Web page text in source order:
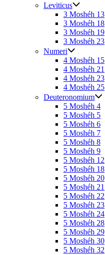
Leviticus
3 Moshéh 13
3 Moshéh 18
3 Moshéh 19
3 Moshéh 23
Numeri
4 Moshéh 15
4 Moshéh 21
4 Moshéh 23
4 Moshéh 25
Deuteronomium
5 Moshéh 4
5 Moshéh 5
5 Moshéh 6
5 Moshéh 7
5 Moshéh 8
5 Moshéh 9
5 Moshéh 12
5 Moshéh 18
5 Moshéh 20
5 Moshéh 21
5 Moshéh 22
5 Moshéh 23
5 Moshéh 24
5 Moshéh 28
5 Moshéh 29
5 Moshéh 30
5 Moshéh 32